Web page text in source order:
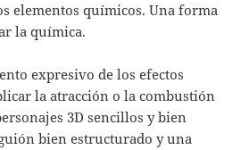
elementos químicos. Una forma
la química.
expresivo de los efectos
la atracción o la combustión
3D sencillos y bien
bien estructurado y una